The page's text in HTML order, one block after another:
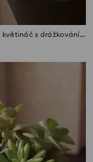
Keramický květináč s drážkováním